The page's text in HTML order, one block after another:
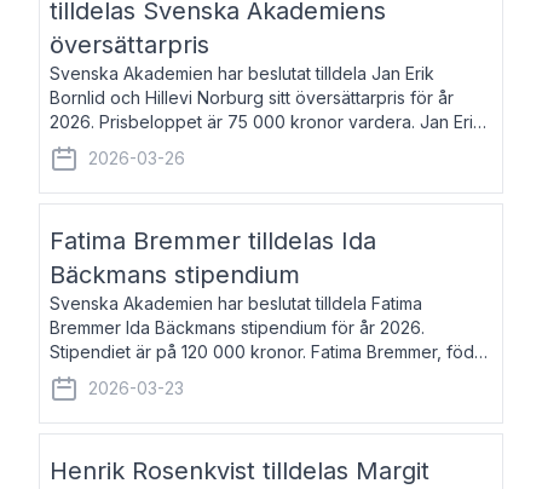
tilldelas Svenska Akademiens
översättarpris
Svenska Akademien har beslutat tilldela Jan Erik
Bornlid och Hillevi Norburg sitt översättarpris för år
2026. Prisbeloppet är 75 000 kronor vardera. Jan Erik
Bornlid, född 1947, är översättare från tyska. Han är
främst känd för sina översät
2026-03-26
Fatima Bremmer tilldelas Ida
Bäckmans stipendium
Svenska Akademien har beslutat tilldela Fatima
Bremmer Ida Bäckmans stipendium för år 2026.
Stipendiet är på 120 000 kronor. Fatima Bremmer, född
1977, är journalist och författare. Hon utkom i fjol med
boken Ligan. Klarakvarterens blodsyst
2026-03-23
Henrik Rosenkvist tilldelas Margit